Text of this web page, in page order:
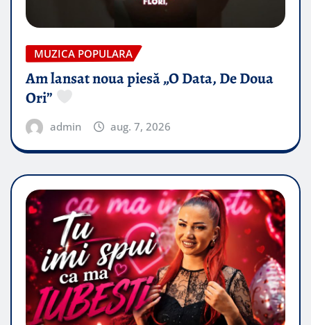
MUZICA POPULARA
Am lansat noua piesă „O Data, De Doua
Ori”
admin aug. 7, 2026